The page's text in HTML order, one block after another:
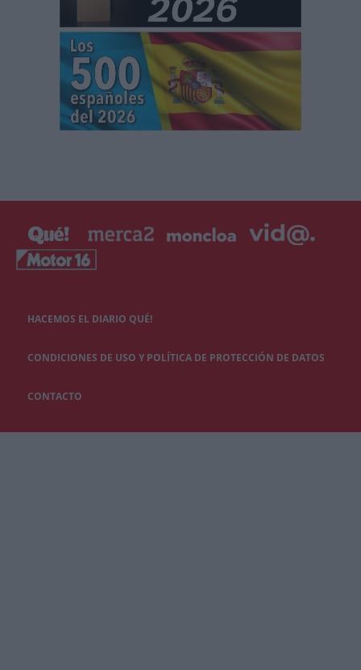
HACEMOS EL DIARIO QUÉ!
CONDICIONES DE USO Y POLÍTICA DE PROTECCIÓN DE DATOS
CONTACTO